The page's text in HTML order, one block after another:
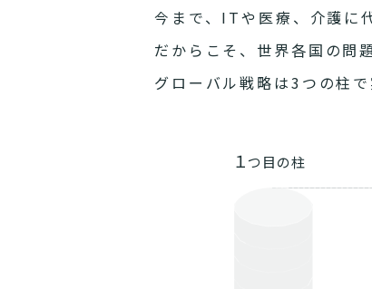
今まで、ITや医療、介護に
だからこそ、世界各国の問
グローバル戦略は3つの柱で
１つ目の柱